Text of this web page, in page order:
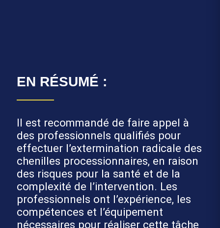
EN RÉSUMÉ :
Il est recommandé de faire appel à
des professionnels qualifiés pour
effectuer l’extermination radicale des
chenilles processionnaires, en raison
des risques pour la santé et de la
complexité de l’intervention. Les
professionnels ont l’expérience, les
compétences et l’équipement
nécessaires pour réaliser cette tâche